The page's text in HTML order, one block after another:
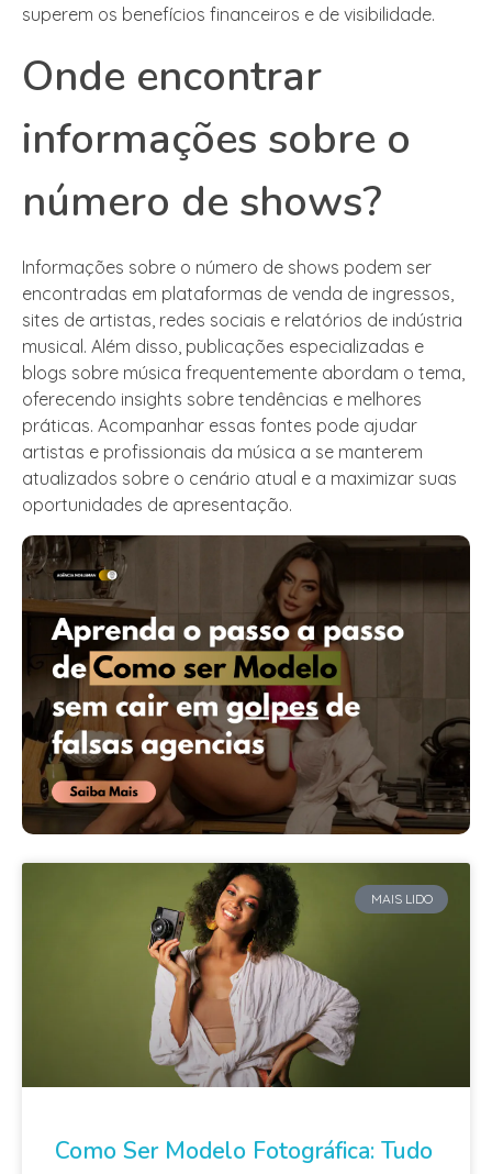
superem os benefícios financeiros e de visibilidade.
Onde encontrar
informações sobre o
número de shows?
Informações sobre o número de shows podem ser
encontradas em plataformas de venda de ingressos,
sites de artistas, redes sociais e relatórios de indústria
musical. Além disso, publicações especializadas e
blogs sobre música frequentemente abordam o tema,
oferecendo insights sobre tendências e melhores
práticas. Acompanhar essas fontes pode ajudar
artistas e profissionais da música a se manterem
atualizados sobre o cenário atual e a maximizar suas
oportunidades de apresentação.
MAIS LIDO
Como Ser Modelo Fotográfica: Tudo